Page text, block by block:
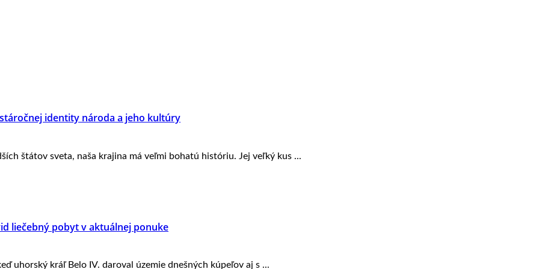
identity národa a jeho kultúry
štátov sveta, naša krajina má veľmi bohatú históriu. Jej veľký kus ...
liečebný pobyt v aktuálnej ponuke
uhorský kráľ Belo IV. daroval územie dnešných kúpeľov aj s ...